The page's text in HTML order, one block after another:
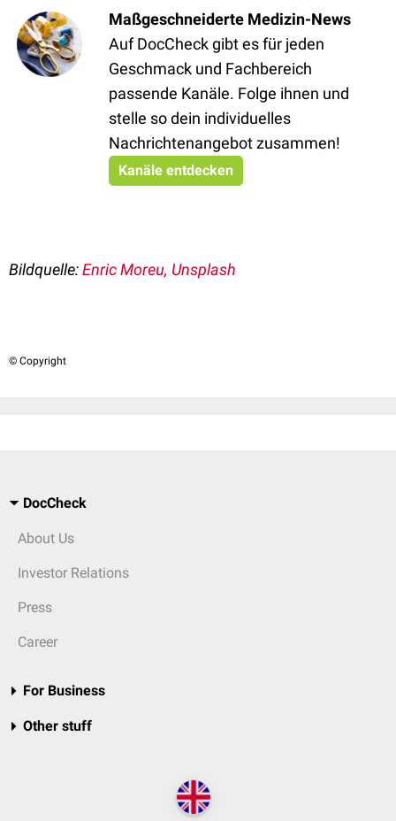
Maßgeschneiderte Medizin-News
Auf DocCheck gibt es für jeden
Geschmack und Fachbereich
passende Kanäle. Folge ihnen und
stelle so dein individuelles
Nachrichtenangebot zusammen!
Kanäle entdecken
Bildquelle:Enric Moreu, Unsplash
© Copyright
DocCheck
About Us
Investor Relations
Press
Career
For Business
Other stuff